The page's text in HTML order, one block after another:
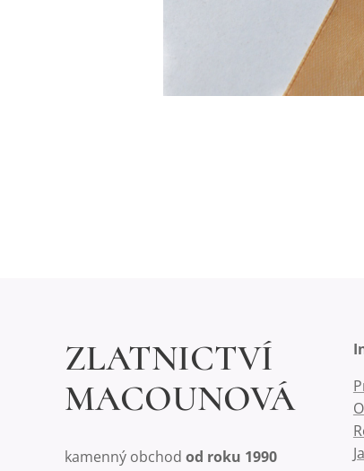
ZLATNICTVÍ
MACOUNOVÁ
kamenný obchod od roku 1990